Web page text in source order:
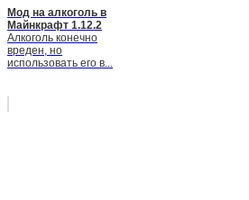
Мод на алкоголь в
Майнкрафт 1.12.2
Алкоголь конечно
вреден, но
использовать его в...